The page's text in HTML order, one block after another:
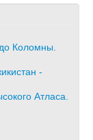
Коломны.
-
Атласа.